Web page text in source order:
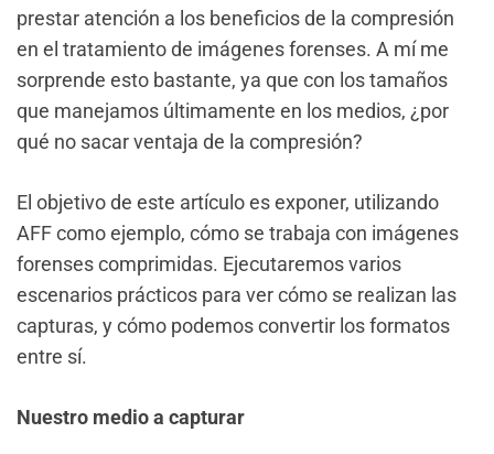
prestar atención a los beneficios de la compresión
en el tratamiento de imágenes forenses. A mí me
sorprende esto bastante, ya que con los tamaños
que manejamos últimamente en los medios, ¿por
qué no sacar ventaja de la compresión?
El objetivo de este artículo es exponer, utilizando
AFF como ejemplo, cómo se trabaja con imágenes
forenses comprimidas. Ejecutaremos varios
escenarios prácticos para ver cómo se realizan las
capturas, y cómo podemos convertir los formatos
entre sí.
Nuestro medio a capturar